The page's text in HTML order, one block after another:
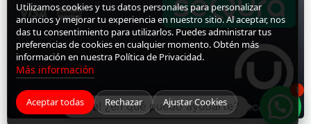
Desarrollado porLiveCommerce
1
¡Hola! ¿en qué puedo ayudarte?
Utilizamos cookies y tus datos personales para personalizar
anuncios y mejorar tu experiencia en nuestro sitio. Al aceptar, nos
das tu consentimiento para utilizarlos. Puedes administrar tus
preferencias de cookies en cualquier momento. Obtén más
información en nuestra Política de Privacidad.
Más información
Aceptar todas Rechazar Ajustar Cookies